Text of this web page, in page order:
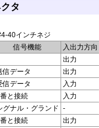
タ
40インチネジ
信号機能
入出力方向
出力
信データ
出力
信データ
入力
と接続
入力
グナル・グランド
-
と接続
出力